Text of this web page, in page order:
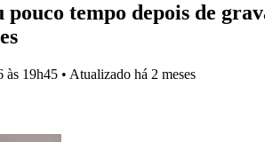
tempo depois de
às 19h45 • Atualizado há 2 meses